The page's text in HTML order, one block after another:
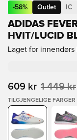
-58% Outlet IC
ADIDAS
HVIT/LUCID
Laget for innendørs
609 kr 1 449 kr
TILGJENGELIGE FARGER